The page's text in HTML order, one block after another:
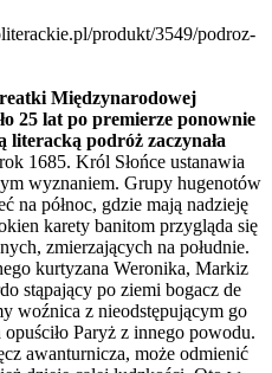
produkt/3549/podroz-
Międzynarodowej
25 lat po premierze ponownie
literacką podróż zaczynała
1685. Król Słońce ustanawia
wyznaniem. Grupy hugenotów
na północ, gdzie mają nadzieję
karety banitom przygląda się
zmierzających na południe.
kurtyzana Weronika, Markiz
stąpający po ziemi bogacz de
woźnica z nieodstępującym go
Paryż z innego powodu.
awanturnicza, może odmienić